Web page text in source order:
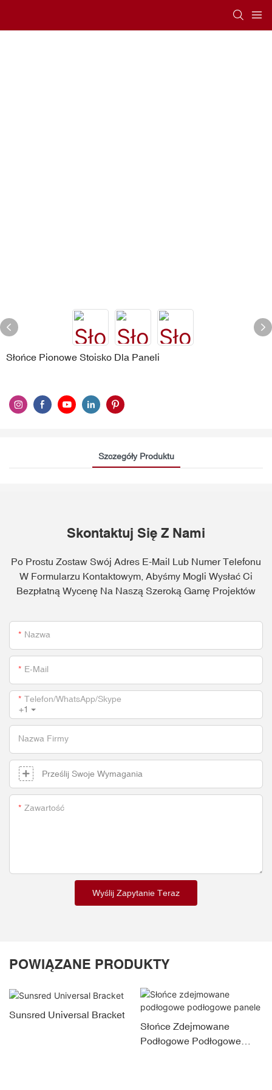
Słońce Pionowe Stoisko Dla Paneli
Szczegóły Produktu
Skontaktuj Się Z Nami
Po Prostu Zostaw Swój Adres E-Mail Lub Numer Telefonu
W Formularzu Kontaktowym, Abyśmy Mogli Wysłać Ci
Bezpłatną Wycenę Na Naszą Szeroką Gamę Projektów
Nazwa
E-Mail
+1
Telefon/WhatsApp/Skype
Nazwa Firmy
Prześlij Swoje Wymagania
Zawartość
Wyślij Zapytanie Teraz
POWIĄZANE PRODUKTY
Sunsred Universal Bracket
Słońce Zdejmowane
Podłogowe Podłogowe